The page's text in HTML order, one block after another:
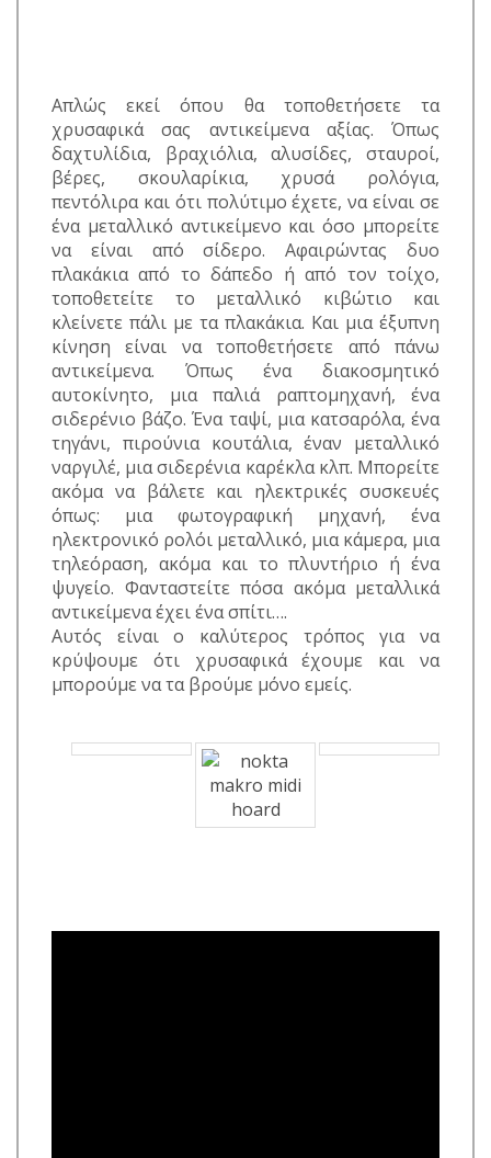
Απλώς εκεί όπου θα τοποθετήσετε τα
χρυσαφικά σας αντικείμενα αξίας. Όπως
δαχτυλίδια, βραχιόλια, αλυσίδες, σταυροί,
βέρες, σκουλαρίκια, χρυσά ρολόγια,
πεντόλιρα και ότι πολύτιμο έχετε, να είναι σε
ένα μεταλλικό αντικείμενο και όσο μπορείτε
να είναι από σίδερο. Αφαιρώντας δυο
πλακάκια από το δάπεδο ή από τον τοίχο,
τοποθετείτε το μεταλλικό κιβώτιο και
κλείνετε πάλι με τα πλακάκια. Και μια έξυπνη
κίνηση είναι να τοποθετήσετε από πάνω
αντικείμενα. Όπως ένα διακοσμητικό
αυτοκίνητο, μια παλιά ραπτομηχανή, ένα
σιδερένιο βάζο. Ένα ταψί, μια κατσαρόλα, ένα
τηγάνι, πιρούνια κουτάλια, έναν μεταλλικό
ναργιλέ, μια σιδερένια καρέκλα κλπ. Μπορείτε
ακόμα να βάλετε και ηλεκτρικές συσκευές
όπως: μια φωτογραφική μηχανή, ένα
ηλεκτρονικό ρολόι μεταλλικό, μια κάμερα, μια
τηλεόραση, ακόμα και το πλυντήριο ή ένα
ψυγείο. Φανταστείτε πόσα ακόμα μεταλλικά
αντικείμενα έχει ένα σπίτι….
Αυτός είναι ο καλύτερος τρόπος για να
κρύψουμε ότι χρυσαφικά έχουμε και να
μπορούμε να τα βρούμε μόνο εμείς.